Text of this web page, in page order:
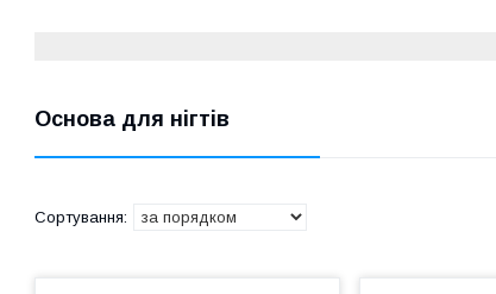
Основа для нігтів